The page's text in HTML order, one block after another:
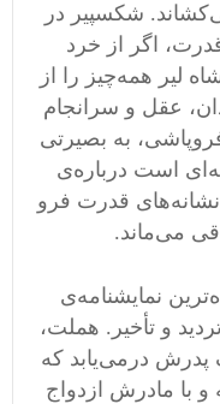
شکسپیر در
اگر از خرد
لیر همه‌چیز را از
عقل و سرانجام
به بصیرتی
است درباره‌ی
قدرت فرو
می‌ماند.
نمایشنامه‌ی
و تأخیر. هملت،
پدرش درمی‌یابد که
با مادرش ازدواج